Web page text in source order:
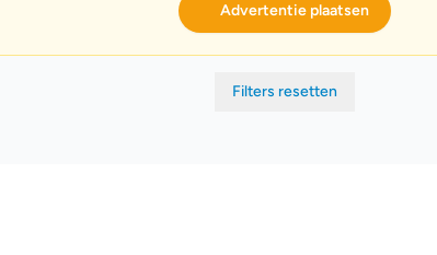
Advertentie plaatsen
Filters resetten